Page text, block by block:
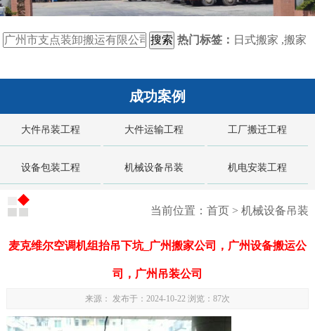
热门标签： 日式搬家 ,搬家
成功案例
大件吊装工程 大件运输工程 工厂搬迁工程
设备包装工程 机械设备吊装 机电安装工程
当前位置：首页 >机械设备吊装
麦克维尔空调机组抬吊下坑_广州搬家公司，广州设备搬运公
司，广州吊装公司
来源： 发布于：2024-10-22 浏览： 87次